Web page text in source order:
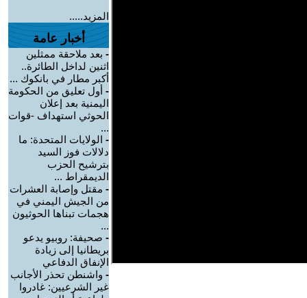
المزيد.....
أخبار عامة
- بعد ملاحقة ممثلين
اثنين لداخل الطائرة..
أكبر مطار في بانكوك ...
- أول تعليق من الحكومة
اليمنية بعد إعلان
الحوثي استهداف -قوات
...
- الولايات المتحدة: ما
دلالات فوز السيد
بترشيح الحزب
الديمقراط ...
- مقتل وإصابة العشرات
من الجيش اليمني في
هجمات تبناها الحوثيون
...
- صحيفة: روبيو يدعو
بريطانيا إلى زيادة
الإنفاق الدفاعي
- واشنطن تحذر الأجانب
غير الشرعيين: غادروا